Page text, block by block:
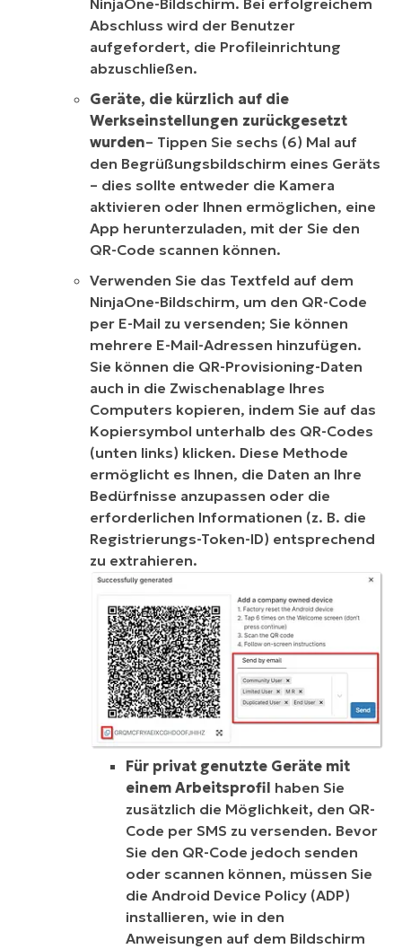
Abschluss wird der Benutzer
aufgefordert, die Profileinrichtung
abzuschließen.
Geräte, die kürzlich auf die
Werkseinstellungen zurückgesetzt
wurden– Tippen Sie sechs (6) Mal auf
den Begrüßungsbildschirm eines Geräts
– dies sollte entweder die Kamera
aktivieren oder Ihnen ermöglichen, eine
App herunterzuladen, mit der Sie den
QR-Code scannen können.
Verwenden Sie das Textfeld auf dem
NinjaOne-Bildschirm, um den QR-Code
per E-Mail zu versenden; Sie können
mehrere E-Mail-Adressen hinzufügen.
Sie können die QR-Provisioning-Daten
auch in die Zwischenablage Ihres
Computers kopieren, indem Sie auf das
Kopiersymbol unterhalb des QR-Codes
(unten links) klicken. Diese Methode
ermöglicht es Ihnen, die Daten an Ihre
Bedürfnisse anzupassen oder die
erforderlichen Informationen (z. B. die
Registrierungs-Token-ID) entsprechend
zu extrahieren.
Für privat genutzte Geräte mit
einem Arbeitsprofil haben Sie
zusätzlich die Möglichkeit, den QR-
Code per SMS zu versenden. Bevor
Sie den QR-Code jedoch senden
oder scannen können, müssen Sie
die Android Device Policy (ADP)
installieren, wie in den
Anweisungen auf dem Bildschirm